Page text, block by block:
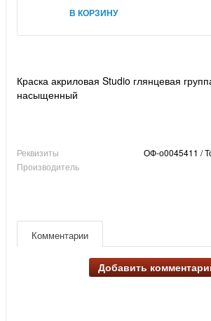
В КОРЗИНУ
Краска акриловая Studio глянцевая
насыщенный
Реквизиты
ОФ-о0045411 /
Производитель
Комментарии
Добавить